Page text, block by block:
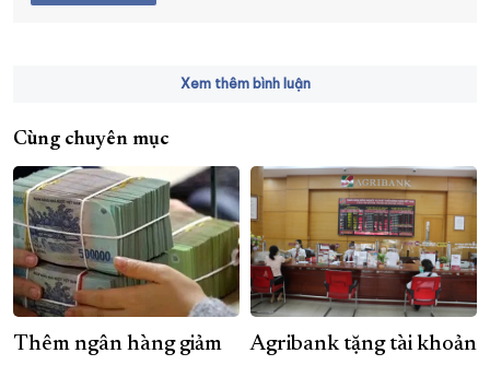
Xem thêm bình luận
Cùng chuyên mục
Thêm ngân hàng giảm
Agribank tặng tài khoản